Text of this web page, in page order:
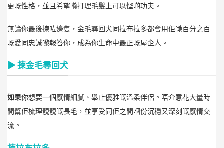
更嘅性格，並且希望喺打理毛髮上可以慳啲功夫。
無論你最後揀咗邊隻，金毛尋回犬同拉布拉多都會用佢哋百分之百
嘅愛同忠誠嚟報答你，成為你生命中最正嘅屋企人。
▶︎ 揀金毛尋回犬
如果你想要一個感情細膩、舉止優雅嘅溫柔伴侶。唔介意花大量時
間幫佢梳理靚靚嘅長毛，並享受同佢之間嗰份沉穩又深刻嘅感情交
流。